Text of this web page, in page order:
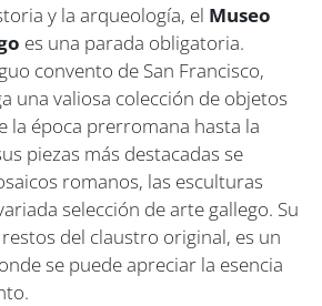
y la arqueología, el Museo
es una parada obligatoria.
convento de San Francisco,
una valiosa colección de objetos
la época prerromana hasta la
piezas más destacadas se
romanos, las esculturas
selección de arte gallego. Su
del claustro original, es un
se puede apreciar la esencia